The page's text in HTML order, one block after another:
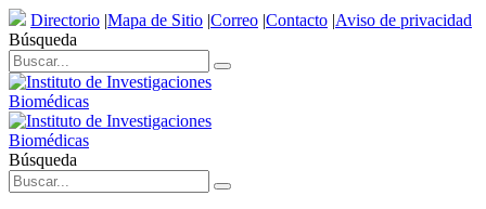
Directorio |Mapa de Sitio |Correo |Contacto |Aviso de privacidad
Búsqueda
Búsqueda